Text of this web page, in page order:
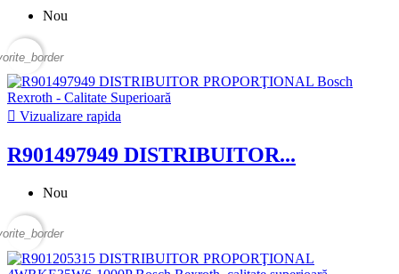
Nou
 Vizualizare rapida
R901497949 DISTRIBUITOR...
Nou